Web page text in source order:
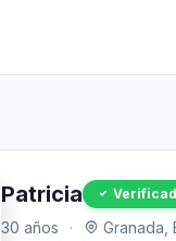
Patricia
30 años · Granada,